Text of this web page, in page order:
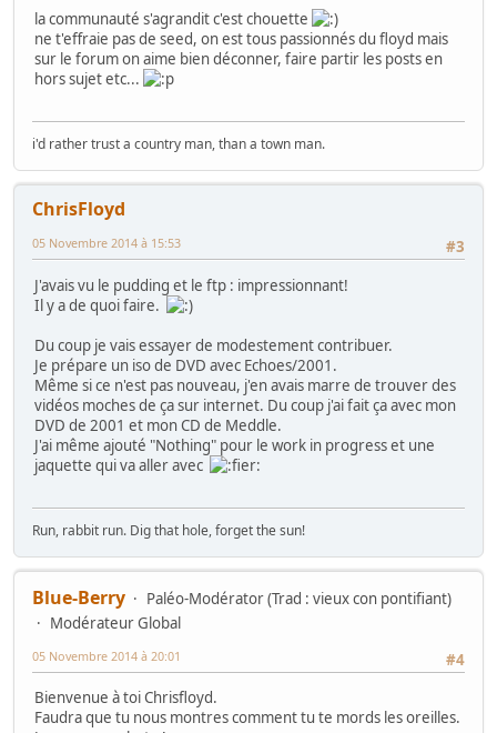
la communauté s'agrandit c'est chouette
ne t'effraie pas de seed, on est tous passionnés du floyd mais
sur le forum on aime bien déconner, faire partir les posts en
hors sujet etc...
i'd rather trust a country man, than a town man.
ChrisFloyd
#3
05 Novembre 2014 à 15:53
J'avais vu le pudding et le ftp : impressionnant!
Il y a de quoi faire.
Du coup je vais essayer de modestement contribuer.
Je prépare un iso de DVD avec Echoes/2001.
Même si ce n'est pas nouveau, j'en avais marre de trouver des
vidéos moches de ça sur internet. Du coup j'ai fait ça avec mon
DVD de 2001 et mon CD de Meddle.
J'ai même ajouté "Nothing" pour le work in progress et une
jaquette qui va aller avec
Run, rabbit run. Dig that hole, forget the sun!
Blue-Berry
Paléo-Modérator (Trad : vieux con pontifiant)
Modérateur Global
#4
05 Novembre 2014 à 20:01
Bienvenue à toi Chrisfloyd.
Faudra que tu nous montres comment tu te mords les oreilles.